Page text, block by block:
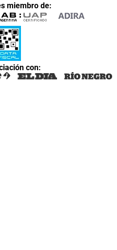
miembro de:
con: